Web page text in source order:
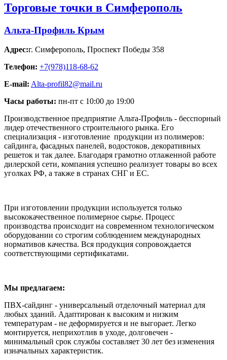
Торговые точки в Симферополь
Альта-Профиль Крым
Адрес:г. Симферополь, Проспект Победы 358
Телефон: +7(978)118-68-62
E-mail: Alta-profil82@mail.ru
Часы работы: пн-пт с 10:00 до 19:00
Производственное предприятие Альта-Профиль - бесспорный
лидер отечественного строительного рынка. Его
специализация - изготовление продукции из полимеров:
сайдинга, фасадных панелей, водостоков, декоративных
решеток и так далее. Благодаря грамотно отлаженной работе
дилерской сети, компания успешно реализует товары во всех
уголках РФ, а также в странах СНГ и ЕС.
При изготовлении продукции используется только
высококачественное полимерное сырье. Процесс
производства происходит на современном технологическом
оборудовании со строгим соблюдением международных
нормативов качества. Вся продукция сопровождается
соответствующими сертификатами.
Мы предлагаем:
ПВХ-сайдинг - универсальный отделочный материал для
любых зданий. Адаптирован к высоким и низким
температурам - не деформируется и не выгорает. Легко
монтируется, неприхотлив в уходе, долговечен -
минимальный срок службы составляет 30 лет без изменения
изначальных характеристик.